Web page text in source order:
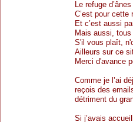
Le refuge
C’est pour
Et c’est aussi
Mais aussi,
S'il vous plaît,
Ailleurs sur ce
Merci d'avance
Comme je l’ai
reçois des
détriment du
Si j’avais